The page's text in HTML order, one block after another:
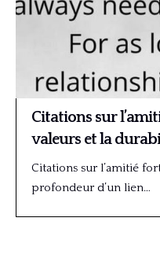
Citations sur
valeurs et la
Citations sur l’amitié
profondeur d’un lien…